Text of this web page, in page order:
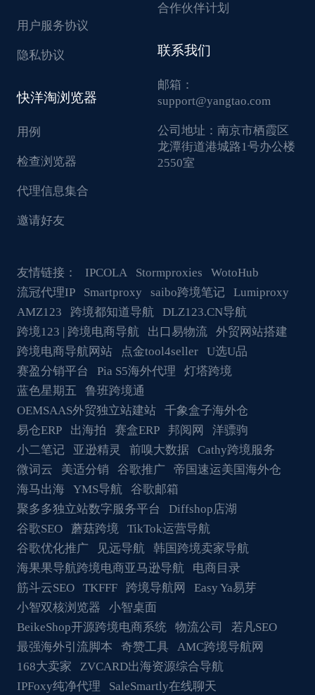
用户服务协议
隐私协议
快洋淘浏览器
用例
检查浏览器
代理信息集合
邀请好友
合作伙伴计划
联系我们
邮箱：
support@yangtao.com
公司地址： 南京市栖霞区
龙潭街道港城路1号办公楼
2550室
友情链接： IPCOLA Stormproxies
WotoHub
流冠代理IP
Smartproxy saibo跨境笔记
Lumiproxy
AMZ123
跨境都知道导航
DLZ123.CN导航
跨境123 | 跨境电商导航
出口易物流
外贸网站搭建
跨境电商导航网站
点金tool4seller
U选U品
赛盈分销平台
Pia S5海外代理
灯塔跨境
蓝色星期五
鲁班跨境通
OEMSAAS外贸独立站建站
千象盒子海外仓
易仓ERP
出海拍 赛盒ERP 邦阅网
洋骠驹
小二笔记
亚逊精灵 前嗅大数据
Cathy跨境服务
微词云
美适分销 谷歌推广
帝国速运美国海外仓
海马出海
YMS导航
谷歌邮箱
聚多多独立站数字服务平台
Diffshop店湖
谷歌SEO
蘑菇跨境
TikTok运营导航
谷歌优化推广
见远导航
韩国跨境卖家导航
海果果导航跨境电商亚马逊导航
电商目录
筋斗云SEO
TKFFF 跨境导航网
Easy Ya易芽
小智双核浏览器
小智桌面
BeikeShop开源跨境电商系统
物流公司
若凡SEO
最强海外引流脚本
奇赞工具
AMC跨境导航网
168大卖家
ZVCARD出海资源综合导航
IPFoxy纯净代理
SaleSmartly在线聊天